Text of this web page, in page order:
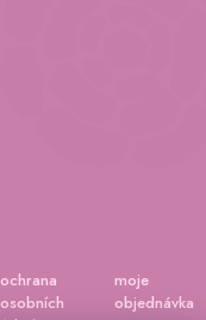
ochrana
osobních
moje
objednávka